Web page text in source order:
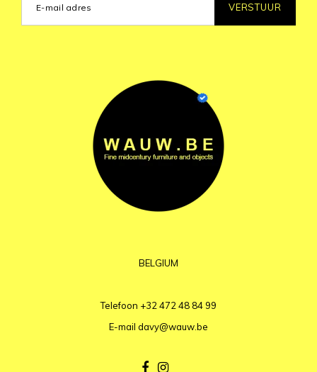
VERSTUUR
BELGIUM
Telefoon +32 472 48 84 99
E-mail davy@wauw.be